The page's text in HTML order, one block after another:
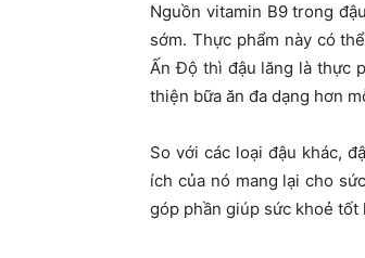
Nguồn vitamin B9 trong
sớm. Thực phẩm này có
Ấn Độ thì đậu lăng là thực
thiện bữa ăn đa dạng hơn
So với các loại đậu khác,
ích của nó mang lại cho
góp phần giúp sức khoẻ tốt